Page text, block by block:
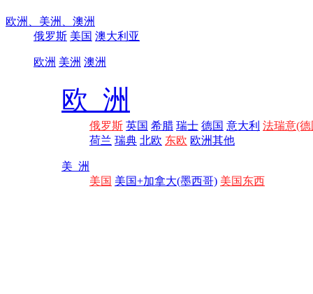
欧洲、 美洲、 澳洲
俄罗斯 美国 澳大利亚
欧洲 美洲 澳洲
欧 洲
俄罗斯 英国 希腊 瑞士 德国 意大利 法瑞意(德
荷兰 瑞典 北欧 东欧 欧洲其他
美 洲
美国 美国+加拿大(墨西哥) 美国东西